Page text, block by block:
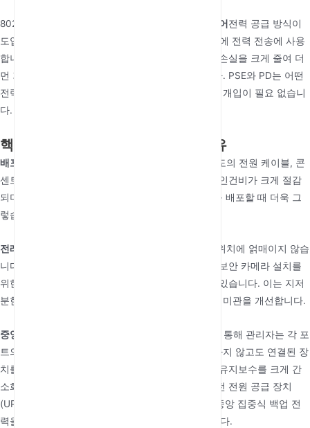
802.3bt 표준의 더 높은 전력 요구 사항을 위해, 4페어전력 공급 방식이
도입되었으며, 이는 4개의 와이어 페어 모두를 동시에 전력 전송에 사용
합니다. 이 방식은 케이블을 통한 전류 밀도와 전력 손실을 크게 줄여 더
먼 거리에서도 더 높은 전력 전송을 가능하게 합니다. PSE와 PD는 어떤
전력 공급 모드를 사용할지 자동으로 협상하며 수동 개입이 필요 없습니
다.
핵심 이점: PoE를 선택해야 하는 이유
배포 비용 절감
이것이 가장 큰 장점입니다. 별도의 전원 케이블, 콘
센트 및 관련 전선관 작업이 필요 없으므로 재료 및 인건비가 크게 절감
되며, 특히 오래된 건물을 개조하거나 많은 단말기를 배포할 때 더욱 그
렇습니다.
전례 없는 배포 유연성:
장치는 더 이상 전원 콘센트 위치에 얽매이지 않습
니다. 최적의 무선 범위 확보를 위한 천장 중앙이나 보안 카메라 설치를
위한 건물 외부 등 가장 이상적인 위치에 설치할 수 있습니다. 이는 지저
분한 전원 코드를 피하여 시스템 성능을 최적화하고 미관을 개선합니다.
중앙 집중식 전원 및 관리:
단일 관리형 PoE 스위치를 통해 관리자는 각 포
트의 전원 상태를 원격으로 모니터링하고, 현장에 가지 않고도 연결된 장
치를 원격으로 재부팅할 수 있습니다. 이는 운영 및 유지보수를 크게 간
소화하고 장애 대응 시간을 단축합니다. 또한, 무정전 전원 공급 장치
(UPS)에 연결하면 PoE는 중요한 네트워크 장치에 중앙 집중식 백업 전
력을 제공하여 시스템 신뢰성을 향상시킬 수 있습니다.